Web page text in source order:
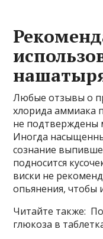
Любые отзывы о
хлорида аммиака
не подтверждены
Иногда
сознание
подносится
виски не
опьянения, чтобы
Читайте также:
глюкоза в